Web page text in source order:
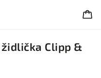
Clipp &